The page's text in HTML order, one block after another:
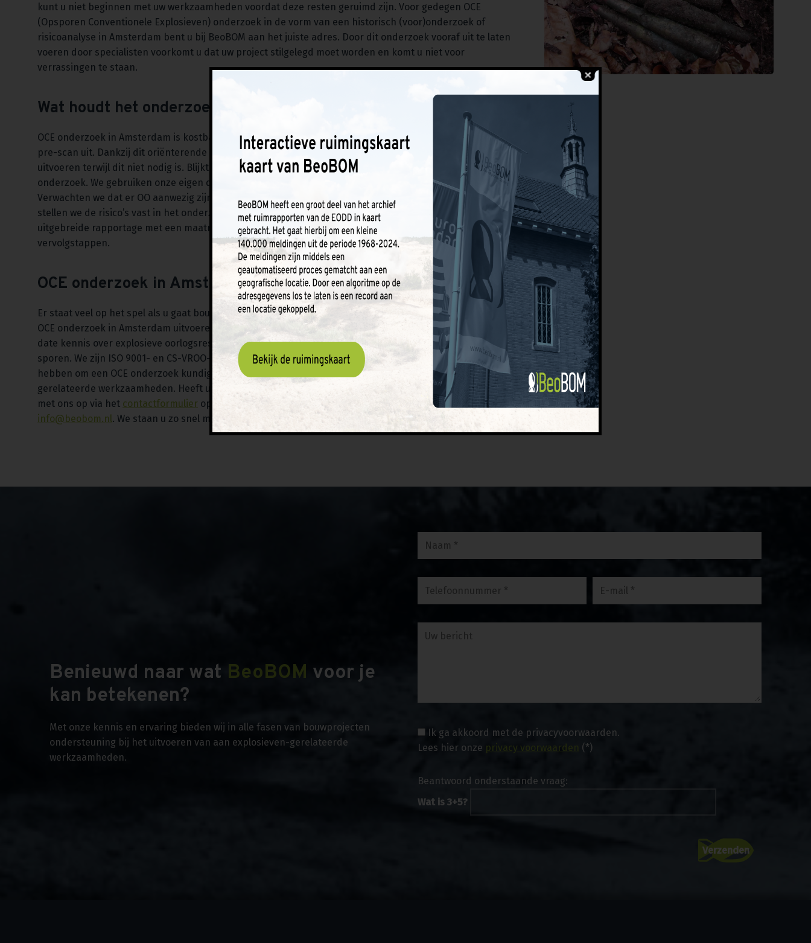
kunt u niet beginnen met uw werkzaamheden voordat deze resten geruimd zijn. Voor gedegen OCE
(Opsporen Conventionele Explosieven) onderzoek in de vorm van een historisch (voor)onderzoek of
risicoanalyse in Amsterdam bent u bij BeoBOM aan het juiste adres. Door dit onderzoek vooraf uit te laten
voeren door specialisten voorkomt u dat uw project stilgelegd moet worden en komt u niet voor
verrassingen te staan.
Wat houdt het onderzoek in?
OCE onderzoek in Amsterdam is kostbaar, zowel qua geld als qua tijd. Daarom voeren we altijd eerst een
pre-scan uit. Dankzij dit oriënterende onderzoek kunnen we voorkomen dat u een OCE onderzoek laat
uitvoeren terwijl dit niet nodig is. Blijkt dat verder onderzoek noodzakelijk is? Dan gaan we over tot OCE
onderzoek. We gebruiken onze eigen database, vol met informatie, archiefstukken en luchtfotomateriaal.
Verwachten we dat er OO aanwezig zijn? Dan gaan we over tot het uitvoeren van een risicoanalyse. Hierbij
stellen we de risico’s vast in het onderzoeksgebied. Onze bevindingen bundelen we samen in een
uitgebreide rapportage met een maatregelenkaart, bodembelastingkaart en ons advies over
vervolgstappen.
OCE onderzoek in Amsterdam laten uitvoeren door BeoBOM?
Er staat veel op het spel als u gaat bouwen op grond waarin oorlogsresten te vinden zijn. Laat daarom uw
OCE onderzoek in Amsterdam uitvoeren door BeoBOM. Onze specialisten beschikken over de meest up-to-
date kennis over explosieve oorlogsresten en zetten de meest moderne technieken in om deze op te
sporen. We zijn ISO 9001- en CS-VROO-gecertificeerd, wat betekent dat we alle kennis en ervaring in huis
hebben om een OCE onderzoek kundig uit te voeren en bouwprojecten te ondersteunen bij explosieven-
gerelateerde werkzaamheden. Heeft u vragen of wilt u ons inschakelen voor uw project? Neem dan contact
met ons op via het contactformulier op onze site, bel naar 010 820 29 20 of stuur een e-mail naar
info@beobom.nl. We staan u zo snel mogelijk te woord.
Benieuwd naar wat BeoBOM voor je
kan betekenen?
Met onze kennis en ervaring bieden wij in alle fasen van bouwprojecten
ondersteuning bij het uitvoeren van aan explosieven-gerelateerde
werkzaamheden.
Ik ga akkoord met de privacyvoorwaarden.
Lees hier onze privacy voorwaarden (*)
Beantwoord onderstaande vraag:
Wat is 3+5?